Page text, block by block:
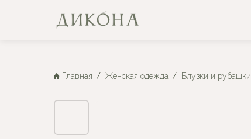
Главная Женская одежда Блузки и рубашки